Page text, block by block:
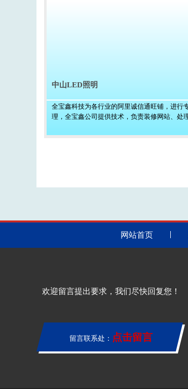
中山LED照明
全宝鑫科技为各行业的阿里诚信通旺铺，进行
理，全宝鑫公司提供技术，负责装修网站、处
网站首页
欢迎留言提出要求，我们尽快回复您！
留言联系处： 点击留言